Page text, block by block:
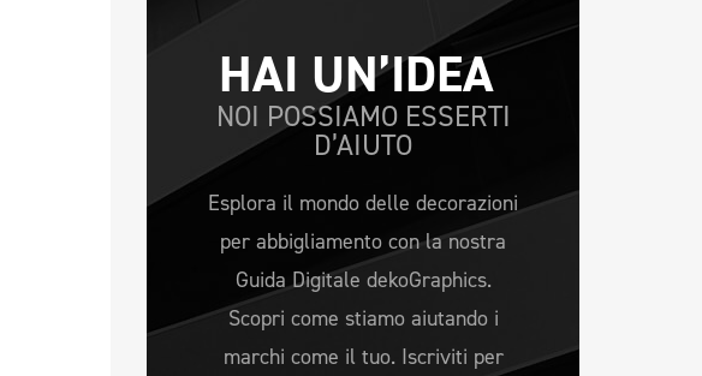
HAI UN’IDEA
NOI POSSIAMO ESSERTI
D’AIUTO
Esplora il mondo delle decorazioni
per abbigliamento con la nostra
Guida Digitale dekoGraphics.
Scopri come stiamo aiutando i
marchi come il tuo. Iscriviti per